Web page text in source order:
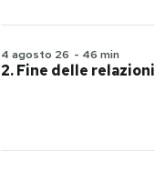
4 agosto 26 - 46 min
2. Fine delle relazioni